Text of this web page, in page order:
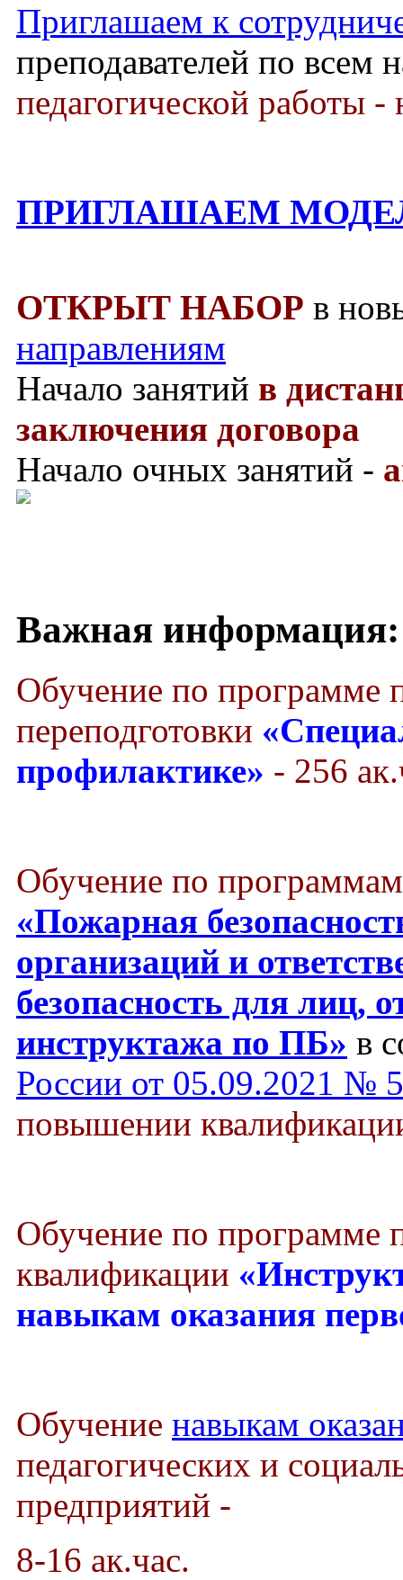
Приглашаем к
преподавателей по всем
педагогической работы -
ПРИГЛАШАЕМ
ОТКРЫТ НАБОР в
направлениям
Начало занятий в
заключения договора
Начало очных занятий -
Важная информация:
Обучение по программе
переподготовки
профилактике» - 256
Обучение по
«Пожарная
организаций и
безопасность для лиц,
инструктажа по ПБ» в
России от 05.09.2021 №
повышении
Обучение по программе
квалификации
навыкам оказания
Обучение навыкам
педагогических и
предприятий -
8-16 ак.час.